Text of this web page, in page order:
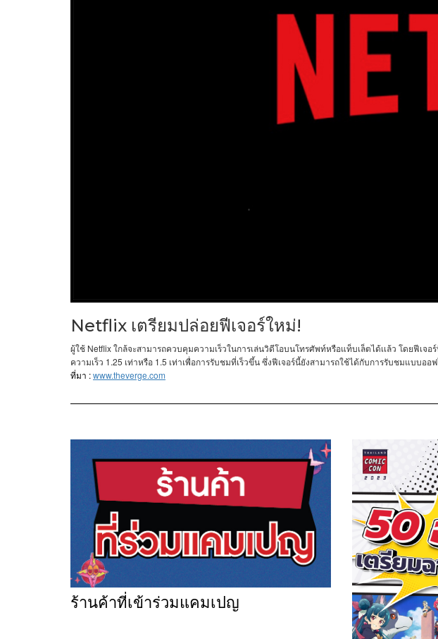
Netflix เตรียมปล่อยฟีเจอร์ใหม่!
ผู้ใช้ Netflix ใกล้จะสามารถควบคุมความเร็วในการเล่นวิดีโอบนโทรศัพท์หรือแท็บเล็ตได้เเล้ว โดยฟีเจอ
ความเร็ว 1.25 เท่าหรือ 1.5 เท่าเพื่อการรับชมที่เร็วขึ้น ซึ่งฟีเจอร์นี้ยังสามารถใช้ได้กับการรับชมแบบออ
ที่มา :www.theverge.com
ร้านค้าที่เข้าร่วมแคมเปญ